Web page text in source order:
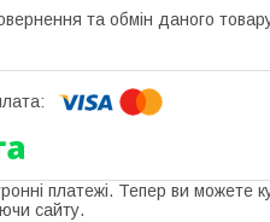
та обмін даного
платежі. Тепер ви можете
сайту.